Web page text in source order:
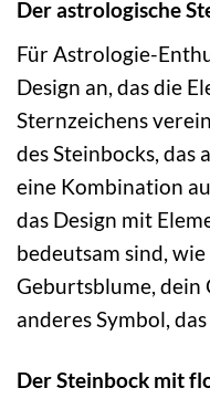
Der astrologische
Für Astrologie-
Design an, das die
Sternzeichens
des Steinbocks, das
eine Kombination
das Design mit
bedeutsam sind,
Geburtsblume, dein
anderes Symbol,
Der Steinbock mit